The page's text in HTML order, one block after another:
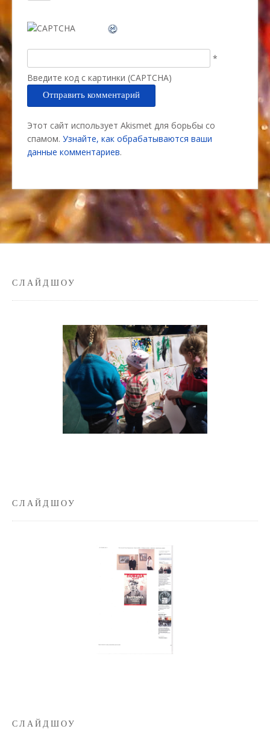
Введите код с картинки (CAPTCHA)
*
Этот сайт использует Akismet для борьбы со
спамом. Узнайте, как обрабатываются ваши
данные комментариев.
СЛАЙДШОУ
СЛАЙДШОУ
СЛАЙДШОУ